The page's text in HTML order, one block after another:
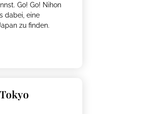
Go! Go! Nihon
dabei, eine
zu finden.